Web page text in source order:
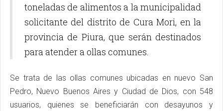
toneladas de alimentos a la municipalidad
solicitante del distrito de Cura Mori, en la
provincia de Piura, que serán destinados
para atender a ollas comunes.
Se trata de las ollas comunes ubicadas en nuevo San
Pedro, Nuevo Buenos Aires y Ciudad de Dios, con 548
usuarios, quienes se beneficiarán con desayunos y